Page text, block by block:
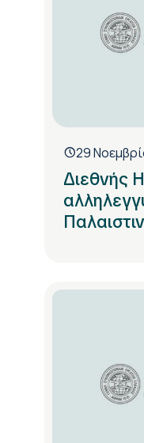
29
Διεθνής